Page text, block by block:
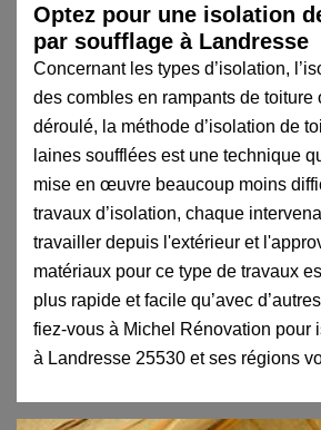
Optez pour une isolation
par soufflage à Landresse
Concernant les types d’isolation,
des combles en rampants de toiture
déroulé, la méthode d’isolation de
laines soufflées est une technique
mise en œuvre beaucoup moins
travaux d’isolation, chaque
travailler depuis l'extérieur et
matériaux pour ce type de travaux
plus rapide et facile qu’avec
fiez-vous à Michel Rénovation pour
à Landresse 25530 et ses régions